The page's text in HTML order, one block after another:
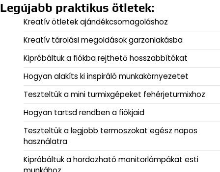
Legújabb praktikus ötletek:
Kreatív ötletek ajándékcsomagoláshoz
Kreatív tárolási megoldások garzonlakásba
Kipróbáltuk a fiókba rejthető hosszabbítókat
Hogyan alakíts ki inspiráló munkakörnyezetet
Teszteltük a mini turmixgépeket fehérjeturmixhoz
Hogyan tartsd rendben a fiókjaid
Teszteltük a legjobb termoszokat egész napos
használatra
Kipróbáltuk a hordozható monitorlámpákat esti